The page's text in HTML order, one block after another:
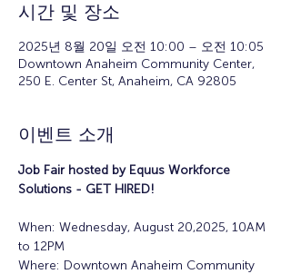
시간 및 장소
2025년 8월 20일 오전 10:00 – 오전 10:05
Downtown Anaheim Community Center,
250 E. Center St, Anaheim, CA 92805
이벤트 소개
Job Fair hosted by Equus Workforce
Solutions - GET HIRED!
When: Wednesday, August 20,2025, 10AM
to 12PM
Where: Downtown Anaheim Community